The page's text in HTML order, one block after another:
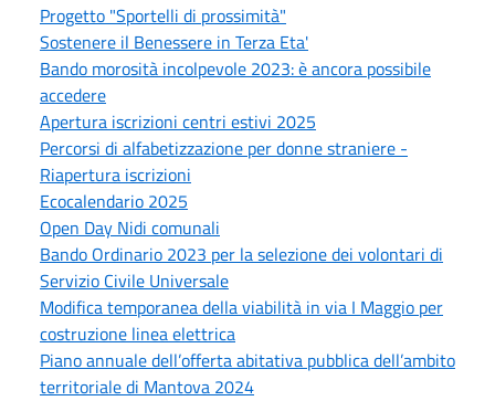
Progetto "Sportelli di prossimità"
Sostenere il Benessere in Terza Eta'
Bando morosità incolpevole 2023: è ancora possibile
accedere
Apertura iscrizioni centri estivi 2025
Percorsi di alfabetizzazione per donne straniere -
Riapertura iscrizioni
Ecocalendario 2025
Open Day Nidi comunali
Bando Ordinario 2023 per la selezione dei volontari di
Servizio Civile Universale
Modifica temporanea della viabilità in via I Maggio per
costruzione linea elettrica
Piano annuale dell’offerta abitativa pubblica dell’ambito
territoriale di Mantova 2024